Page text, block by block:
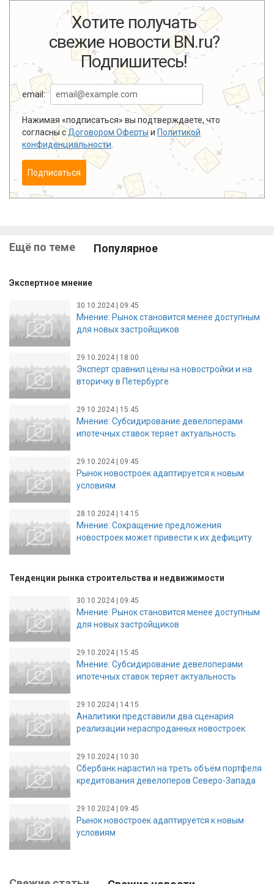
Хотите получать
свежие новости BN.ru?
Подпишитесь!
email:
Нажимая «подписаться» вы подтверждаете, что
согласны сДоговором Оферты и Политикой
конфиденциальности
Подписаться
Ещё по теме Популярное
Экспертное мнение
30.10.2024 | 09:45
Мнение: Рынок становится менее доступным
для новых застройщиков
29.10.2024 | 18:00
Эксперт сравнил цены на новостройки и на
вторичку в Петербурге
29.10.2024 | 15:45
Мнение: Субсидирование девелоперами
ипотечных ставок теряет актуальность
29.10.2024 | 09:45
Рынок новостроек адаптируется к новым
условиям
28.10.2024 | 14:15
Мнение: Сокращение предложения
новостроек может привести к их дефициту
Тенденции рынка строительства и недвижимости
30.10.2024 | 09:45
Мнение: Рынок становится менее доступным
для новых застройщиков
29.10.2024 | 15:45
Мнение: Субсидирование девелоперами
ипотечных ставок теряет актуальность
29.10.2024 | 14:15
Аналитики представили два сценария
реализации нераспроданных новостроек
29.10.2024 | 10:30
Сбербанк нарастил на треть объём портфеля
кредитования девелоперов Северо-Запада
29.10.2024 | 09:45
Рынок новостроек адаптируется к новым
условиям